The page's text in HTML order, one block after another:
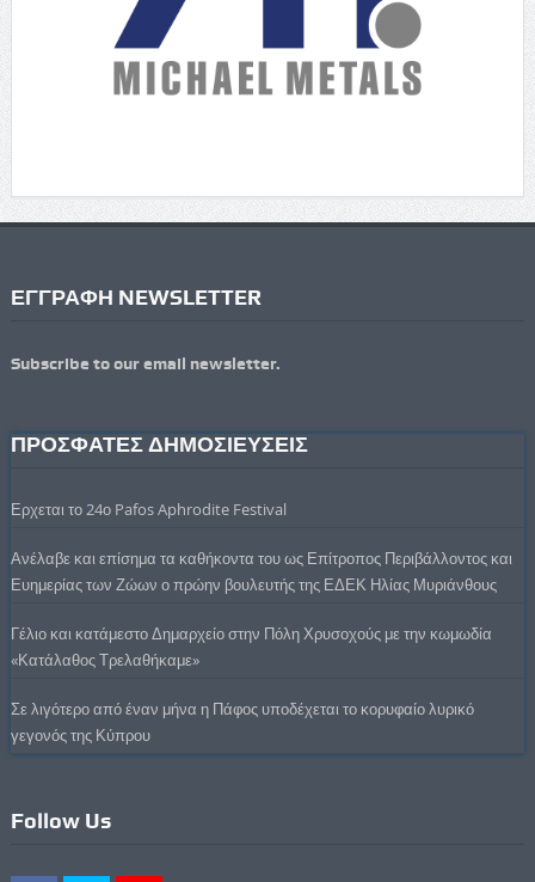
ΕΓΓΡΑΦΗ NEWSLETTER
Subscribe to our email newsletter.
ΠΡΟΣΦΑΤΕΣ ΔΗΜΟΣΙΕΥΣΕΙΣ
Ερχεται το 24ο Pafos Aphrodite Festival
Ανέλαβε και επίσημα τα καθήκοντα του ως Επίτροπος Περιβάλλοντος και
Ευημερίας των Ζώων ο πρώην βουλευτής της ΕΔΕΚ Ηλίας Μυριάνθους
Γέλιο και κατάμεστο Δημαρχείο στην Πόλη Χρυσοχούς με την κωμωδία
«Κατάλαθος Τρελαθήκαμε»
Σε λιγότερο από έναν μήνα η Πάφος υποδέχεται το κορυφαίο λυρικό
γεγονός της Κύπρου
Follow Us